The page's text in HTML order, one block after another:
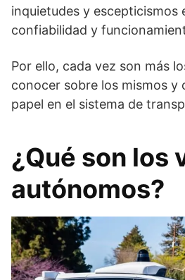
inquietudes y escepticismos
confiabilidad y
Por ello, cada vez son más
conocer sobre los mismos y
papel en el sistema de
¿Qué son los
autónomos?